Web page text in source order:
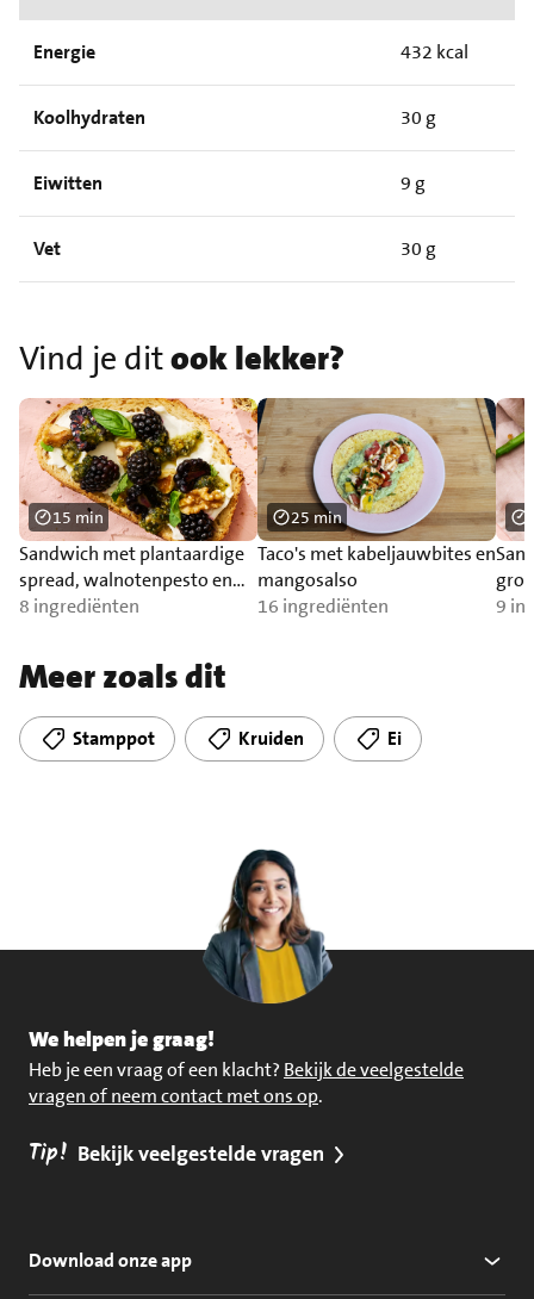
Energie 432 kcal
Koolhydraten 30 g
Eiwitten 9 g
Vet 30 g
Vind je ditook lekker?
Sandwich met plantaardige
spread, walnotenpesto en
bramen.
8 ingrediënten
15 min
Taco's met kabeljauwbites en
mangosalso
16 ingrediënten
25 min
9
Meer zoals dit
Stamppot Kruiden Ei
We helpen je graag!
Heb je een vraag of een klacht? Bekijk de veelgestelde
vragen of neem contact met ons op.
Tip! Bekijk veelgestelde vragen
Download onze app